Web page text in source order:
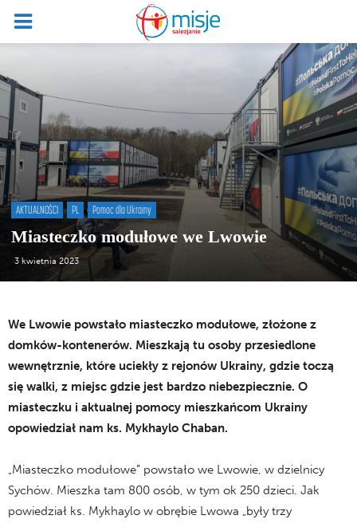
AKTUALNOŚCI PL Pomoc dla Ukrainy
Miasteczko modułowe we Lwowie
3 kwietnia 2023
We Lwowie powstało miasteczko modułowe, złożone z
domków-kontenerów. Mieszkają tu osoby przesiedlone
wewnętrznie, które uciekły z rejonów Ukrainy, gdzie toczą
się walki, z miejsc gdzie jest bardzo niebezpiecznie. O
miasteczku i aktualnej pomocy mieszkańcom Ukrainy
opowiedział nam ks. Mykhaylo Chaban.
„Miasteczko modułowe” powstało we Lwowie, w dzielnicy
Sychów. Mieszka tam 800 osób, w tym ok 250 dzieci. Jak
powiedział ks. Mykhaylo w obrębie Lwowa „były trzy